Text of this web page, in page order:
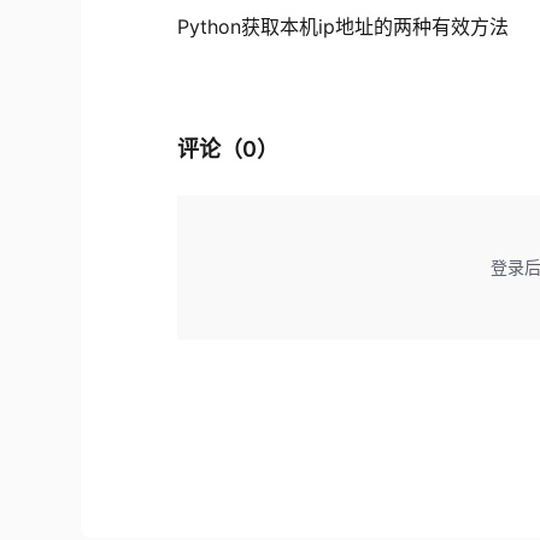
Python获取本机ip地址的两种有效方法
评论（0）
登录